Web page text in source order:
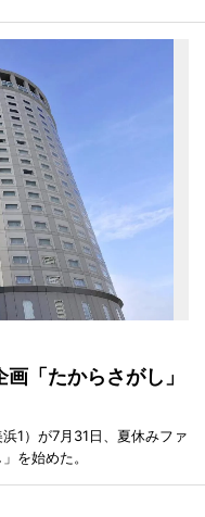
「たからさがし」
1）が7月31日、夏休みファ
を始めた。